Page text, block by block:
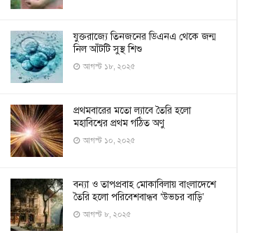
যুক্তরাজ্যে তিনজনের ডিএনএ থেকে জন্ম
নিল আঁটটি সুস্থ শিশু
আগস্ট ১৮, ২০২৫
প্রথমবারের মতো ল্যাবে তৈরি হলো
মহাবিশ্বের প্রথম গঠিত অণু
আগস্ট ১০, ২০২৫
বন্যা ও তাপপ্রবাহ মোকাবিলায় বাংলাদেশে
তৈরি হলো পরিবেশবান্ধব ‘উভচর বাড়ি’
আগস্ট ৮, ২০২৫